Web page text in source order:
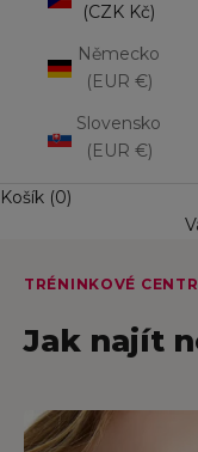
(CZK Kč)
Německo
(EUR €)
Slovensko
(EUR €)
Košík (0)
TRÉNINKOVÉ
Jak najít